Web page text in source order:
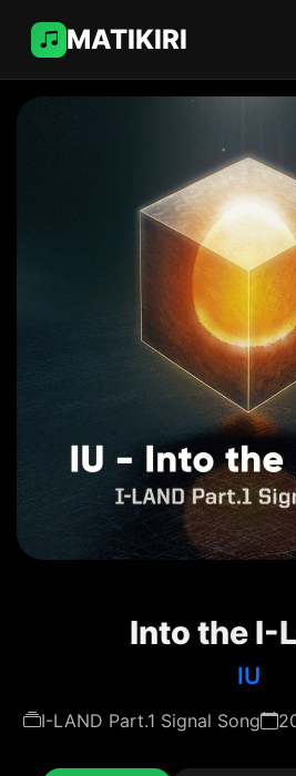
MATIKIRI
Into the I-
IU
I-LAND Part.1 Signal Song